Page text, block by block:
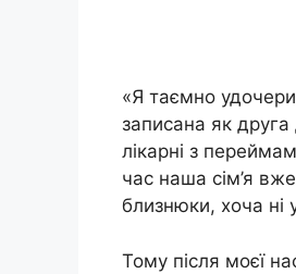
«Я таємно
записана як
лікарні з
час наша сім’я
близнюки, хоча ні
Тому після моєї